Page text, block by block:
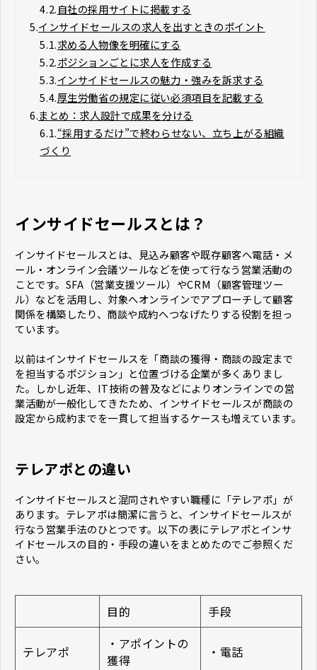
4.2.自社の採用サイトに掲載する
5.インサイドセールスの求人を出すときのポイント
5.1.求める人物像を明確にする
5.2.ポジションごとに求人を作成する
5.3.インサイドセールスの魅力・強みを訴求する
5.4.厚生労働省の規定に従い必須項目を記載する
6.まとめ：求人設計で成果を分ける
6.1.“採用するだけ”で終わらせない、立ち上がる組織
づくり
インサイドセールスとは？
インサイドセールスとは、見込み顧客や既存顧客へ電話・メ
ール・オンライン会議ツールなどを使って行なう営業活動の
ことです。SFA（営業支援ツール）やCRM（顧客管理ツー
ル）などを活用し、対象へオンラインでアプローチして顧客
関係を構築したり、商談や成約へつなげたりする役割を担っ
ています。
以前はインサイドセールスを「商談の獲得・商談の設定まで
を担当するポジション」と位置づける企業が多くありまし
た。しかし近年、IT技術の普及などによりオンラインでの営
業活動が一般化してきたため、インサイドセールスが商談の
設定から成約までを一貫して担当するケースも増えています。
テレアポとの違い
インサイドセールスと混同されやすい職種に「テレアポ」が
あります。テレアポは簡潔に言うと、インサイドセールスが
行なう営業手法のひとつです。以下の表にテレアポとインサ
イドセールスの目的・手段の違いをまとめたのでご参照くだ
さい。
目的 手段
テレアポ
・アポイントの
獲得
・電話